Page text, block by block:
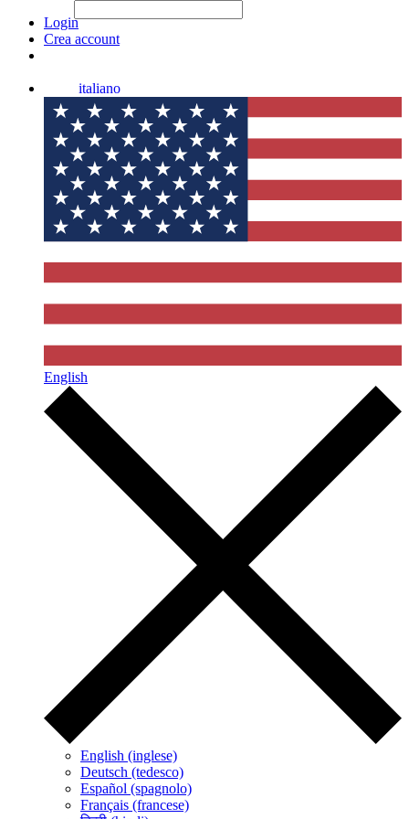
Login
Crea account
italiano
English
English (inglese)
Deutsch (tedesco)
Español (spagnolo)
Français (francese)